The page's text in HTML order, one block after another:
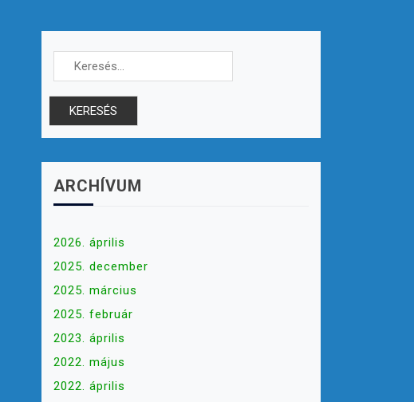
Keresés:
ARCHÍVUM
2026. április
2025. december
2025. március
2025. február
2023. április
2022. május
2022. április